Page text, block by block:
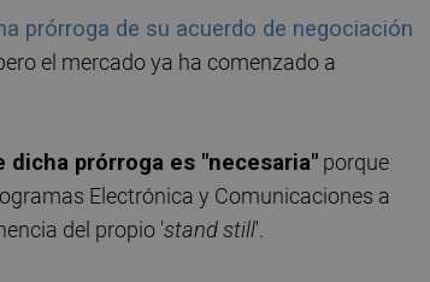
prórroga de su acuerdo de negociación
el mercado ya ha comenzado a
prórroga es "necesaria" porque
Electrónica y Comunicaciones a
del propio 'stand still'.